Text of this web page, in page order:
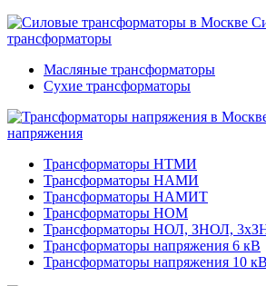
трансформаторы
Масляные трансформаторы
Сухие трансформаторы
напряжения
Трансформаторы НТМИ
Трансформаторы НАМИ
Трансформаторы НАМИТ
Трансформаторы НОМ
Трансформаторы НОЛ, ЗНОЛ,
Трансформаторы напряжения 6 кВ
Трансформаторы напряжения 10 кВ